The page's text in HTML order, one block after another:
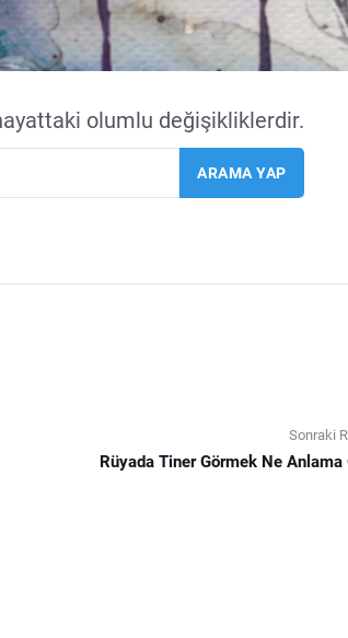
hayattaki olumlu değişikliklerdir.
Sonraki
Rüyada Tiner Görmek Ne Anlama